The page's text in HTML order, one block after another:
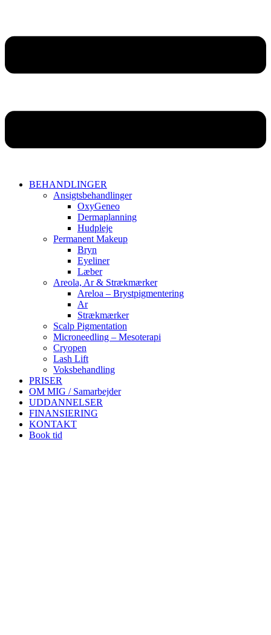
BEHANDLINGER
Ansigtsbehandlinger
OxyGeneo
Dermaplanning
Hudpleje
Permanent Makeup
Bryn
Eyeliner
Læber
Areola, Ar & Strækmærker
Areloa – Brystpigmentering
Ar
Strækmærker
Scalp Pigmentation
Microneedling – Mesoterapi
Cryopen
Lash Lift
Voksbehandling
PRISER
OM MIG / Samarbejder
UDDANNELSER
FINANSIERING
KONTAKT
Book tid